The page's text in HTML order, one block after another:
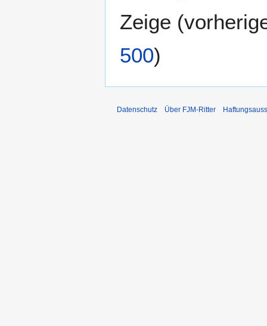
Zeige (
500)
Datenschutz Über FJM-Ritter